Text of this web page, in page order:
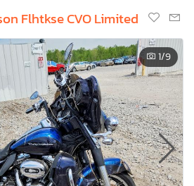
Flhtkse CVO Limited
1/9